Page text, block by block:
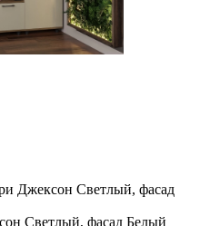
Джексон Светлый, фасад